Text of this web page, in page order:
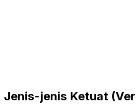
Jenis-jenis Ketuat